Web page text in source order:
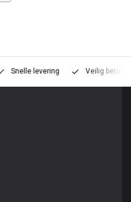
Snelle levering Veilig betalen